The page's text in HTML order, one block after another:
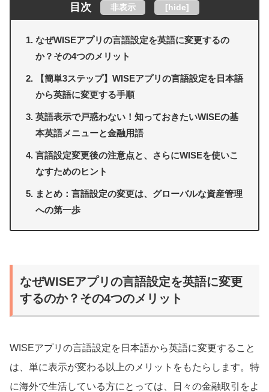
目次 非表示 [hide]
なぜWISEアプリの言語設定を英語に変更するの
か？その4つのメリット
【簡単3ステップ】WISEアプリの言語設定を日本語
から英語に変更する手順
英語表示で戸惑わない！知っておきたいWISEの基
本英語メニューと金融用語
言語設定変更後の注意点と、さらにWISEを使いこ
なすためのヒント
まとめ：言語設定の変更は、グローバルな資産管理
への第一歩
なぜWISEアプリの言語設定を英語に変更
するのか？その4つのメリット
WISEアプリの言語設定を日本語から英語に変更すること
は、単に表示が変わる以上のメリットをもたらします。特
に海外で生活している方にとっては、日々の金融取引をよ